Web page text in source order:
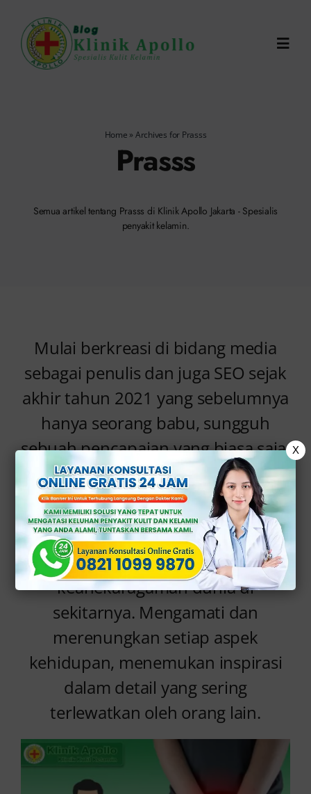
content
Home » Archives for Prasss
Prasss
Semua artikel tentang Prasss di Klinik Apollo Jakarta - Spesialis
penyakit kelamin.
Mulai berkreasi di bidang media
sebagai penulis dan juga SEO sejak
akhir tahun 2021 yang sebelumnya
hanya seorang babu, sungguh
sebuah pencapaian yang biasa saja,
karena sampai saat ini masih sama
saja.
Tinggal di kota metropolitan yang
sibuk, terpukau oleh
keanekaragaman dunia di
sekitarnya. Mengamati dan
merenungkan setiap aspek
kehidupan, menemukan inspirasi
dalam detail yang sering
terlewatkan oleh orang lain.
X